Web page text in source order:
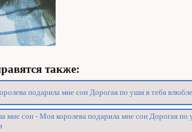
также:
подарила мне сон Дорогая по уши в тебя
мне сон - Моя королева подарила мне сон Дорогая по